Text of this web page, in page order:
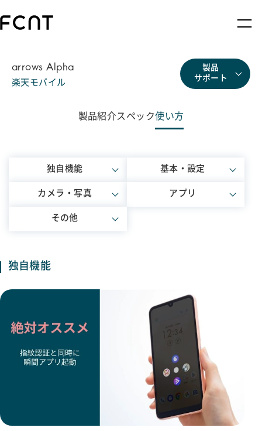
arrows Alpha
楽天モバイル
製品紹介スペック使い方
製品
サポート
独自機能 基本・設定
カメラ・写真 アプリ
その他
独自機能